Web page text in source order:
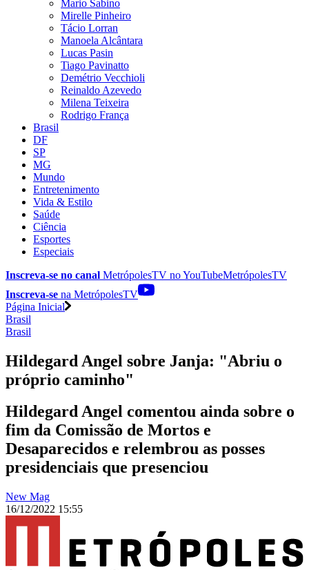
Mario Sabino
Mirelle Pinheiro
Tácio Lorran
Manoela Alcântara
Lucas Pasin
Tiago Pavinatto
Demétrio Vecchioli
Reinaldo Azevedo
Milena Teixeira
Rodrigo França
Brasil
DF
SP
MG
Mundo
Entretenimento
Vida & Estilo
Saúde
Ciência
Esportes
Especiais
Inscreva-se no canal MetrópolesTV noYouTubeMetrópolesTV
Inscreva-se na MetrópolesTV
Página Inicial
Brasil
Brasil
Hildegard Angel sobre Janja: "Abriu o
próprio caminho"
Hildegard Angel comentou ainda sobre o
fim da Comissão de Mortos e
Desaparecidos e relembrou as posses
presidenciais que presenciou
New Mag
16/12/2022 15:55